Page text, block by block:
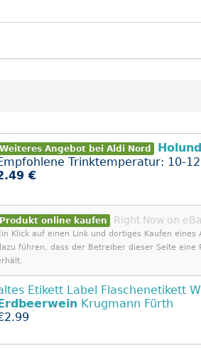
Weiteres Angebot bei Aldi Nord
Trinktemperatur: 10-12
€
Produkt online kaufen Right Now on
Klick auf einen Link und dortiges Kaufen eines
führen, dass der Betreiber dieser Seite eine
Etikett Label Flaschenetikett
Krugmann Fürth